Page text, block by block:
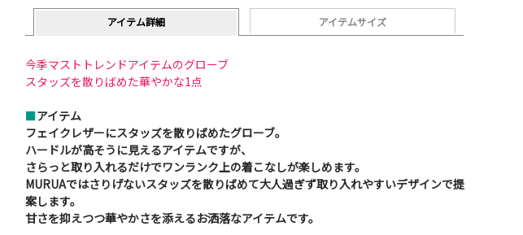
アイテム詳細 アイテムサイズ
今季マストトレンドアイテムのグローブ
スタッズを散りばめた華やかな1点
■アイテム
フェイクレザーにスタッズを散りばめたグローブ。
ハードルが高そうに見えるアイテムですが、
さらっと取り入れるだけでワンランク上の着こなしが楽しめます。
MURUAではさりげないスタッズを散りばめて大人過ぎず取り入れやすいデザインで提
案します。
甘さを抑えつつ華やかさを添えるお洒落なアイテムです。